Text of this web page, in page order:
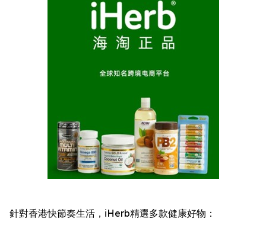
針對香港快節奏生活，iHerb精選多款健康好物：